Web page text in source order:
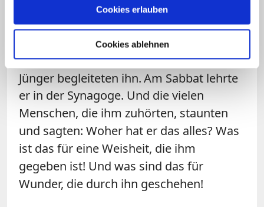
Cookies erlauben
Cookies ablehnen
Aus dem Evangelium nach
Markus (Mk 6,1b-6)
Jesus kam in seine Heimatstadt; seine
Jünger begleiteten ihn.Am Sabbat lehrte
er in der Synagoge. Und die vielen
Menschen, die ihm zuhörten, staunten
und sagten: Woher hat er das alles? Was
ist das für eine Weisheit, die ihm
gegeben ist! Und was sind das für
Wunder, die durch ihn geschehen!